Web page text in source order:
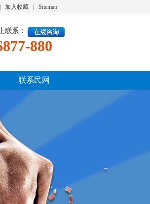
加入收藏 Sitemap
联系：
880
联系民网